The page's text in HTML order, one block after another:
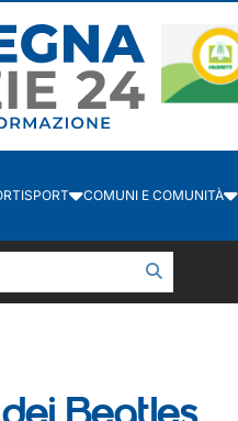
SPORT COMUNI E COMUNITÀ